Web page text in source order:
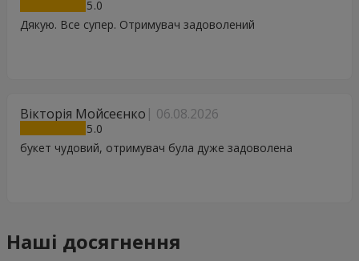
5
Дякую. Все супер. Отримувач задоволений
Вікторія Мойсеєнко 06.08.2026
5
букет чудовий, отримувач була дуже задоволена
Наші досягнення